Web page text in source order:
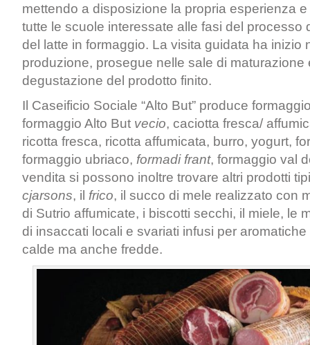
mettendo a disposizione la propria esperienza
tutte le scuole interessate alle fasi del processo
del latte in formaggio. La visita guidata ha inizio
produzione, prosegue nelle sale di maturazione
degustazione del prodotto finito.
Il Caseificio Sociale “Alto But” produce
formaggio Alto But vecio, caciotta fresca/
ricotta fresca, ricotta affumicata, burro, yogurt,
formaggio ubriaco, formadi frant, formaggio val
vendita si possono inoltre trovare altri prodotti
cjarsons, il frico, il succo di mele realizzato con
di Sutrio affumicate, i biscotti secchi, il miele, le
di insaccati locali e svariati infusi per
calde ma anche fredde.